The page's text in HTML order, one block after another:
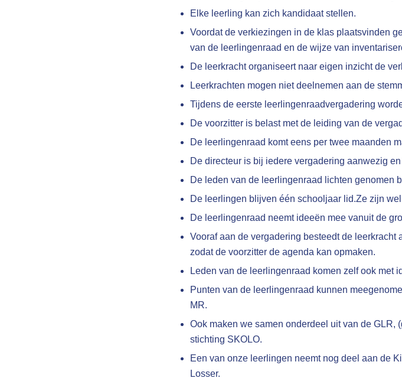
Elke leerling kan zich kandidaat stellen.
Voordat de verkiezingen in de klas plaatsvinden
van de leerlingenraad en de wijze van
De leerkracht organiseert naar eigen inzicht de
Leerkrachten mogen niet deelnemen aan de
Tijdens de eerste leerlingenraadvergadering
De voorzitter is belast met de leiding van de
De leerlingenraad komt eens per twee maanden
De directeur is bij iedere vergadering aanwezig
De leden van de leerlingenraad lichten genomen
De leerlingen blijven één schooljaar lid.Ze zijn
De leerlingenraad neemt ideeën mee vanuit de
Vooraf aan de vergadering besteedt de
zodat de voorzitter de agenda kan opmaken.
Leden van de leerlingenraad komen zelf ook met
Punten van de leerlingenraad kunnen
MR.
Ook maken we samen onderdeel uit van de
stichting SKOLO.
Een van onze leerlingen neemt nog deel aan de
Losser.